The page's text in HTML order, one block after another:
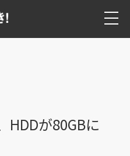
HDDが80GBに